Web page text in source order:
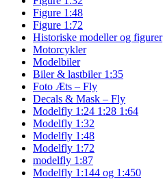
Figure 1:48
Figure 1:72
Historiske modeller og figurer
Motorcykler
Modelbiler
Biler & lastbiler 1:35
Foto Æts – Fly
Decals & Mask – Fly
Modelfly 1:24 1:28 1:64
Modelfly 1:32
Modelfly 1:48
Modelfly 1:72
modelfly 1:87
Modelfly 1:144 og 1:450